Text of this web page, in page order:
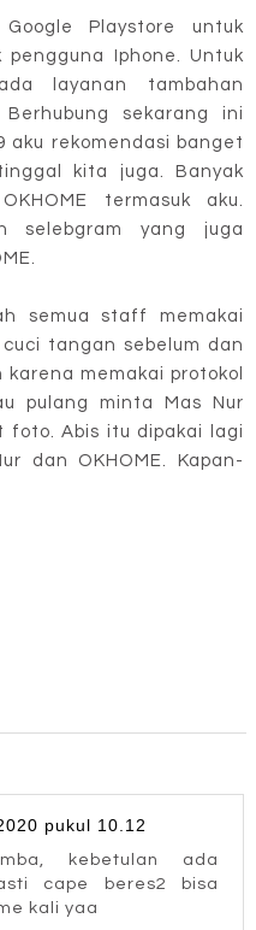
Playstore untuk
Iphone. Untuk
layanan tambahan
sekarang ini
aku rekomendasi banget
kita juga. Banyak
termasuk aku.
selebgram yang juga
semua staff memakai
tangan sebelum dan
memakai protokol
pulang minta Mas Nur
foto. Abis itu dipakai lagi
dan OKHOME. Kapan-
pukul 10.12
kebetulan ada
cape beres2 bisa
kali yaa